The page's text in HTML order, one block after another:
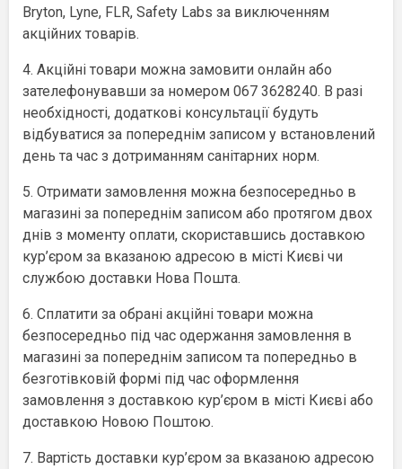
Bryton, Lyne, FLR, Safety Labs за виключенням
акційних товарів.
4. Акційні товари можна замовити онлайн або
зателефонувавши за номером 067 3628240. В разі
необхідності, додаткові консультації будуть
відбуватися за попереднім записом у встановлений
день та час з дотриманням санітарних норм.
5. Отримати замовлення можна безпосередньо в
магазині за попереднім записом або протягом двох
днів з моменту оплати, скориставшись доставкою
кур’єром за вказаною адресою в місті Києві чи
службою доставки Нова Пошта.
6. Сплатити за обрані акційні товари можна
безпосередньо під час одержання замовлення в
магазині за попереднім записом та попередньо в
безготівковій формі під час оформлення
замовлення з доставкою кур’єром в місті Києві або
доставкою Новою Поштою.
7. Вартість доставки кур’єром за вказаною адресою